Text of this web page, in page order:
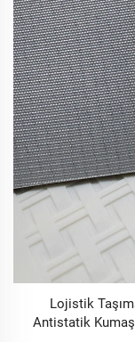
Lojistik
Antistatik Kumaş